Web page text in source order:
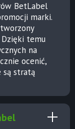
BetLabel
marki.
temu
na
ocenić,
są stratą